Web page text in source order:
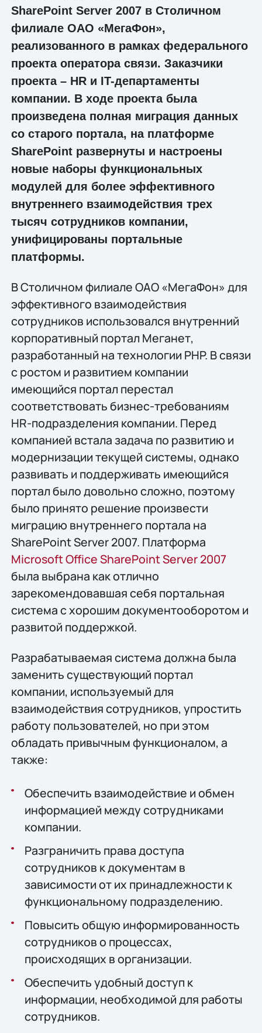
SharePoint Server 2007 в Столичном
филиале ОАО «МегаФон»,
реализованного в рамках федерального
проекта оператора связи. Заказчики
проекта – HR и IT-департаменты
компании. В ходе проекта была
произведена полная миграция данных
со старого портала, на платформе
SharePoint развернуты и настроены
новые наборы функциональных
модулей для более эффективного
внутреннего взаимодействия трех
тысяч сотрудников компании,
унифицированы портальные
платформы.
В Столичном филиале ОАО «МегаФон» для
эффективного взаимодействия
сотрудников использовался внутренний
корпоративный портал Меганет,
разработанный на технологии PHP. В связи
с ростом и развитием компании
имеющийся портал перестал
соответствовать бизнес-требованиям
HR-подразделения компании. Перед
компанией встала задача по развитию и
модернизации текущей системы, однако
развивать и поддерживать имеющийся
портал было довольно сложно, поэтому
было принято решение произвести
миграцию внутреннего портала на
SharePoint Server 2007. Платформа
Microsoft Office SharePoint Server 2007
была выбрана как отлично
зарекомендовавшая себя портальная
система с хорошим документооборотом и
развитой поддержкой.
Разрабатываемая система должна была
заменить существующий портал
компании, используемый для
взаимодействия сотрудников, упростить
работу пользователей, но при этом
обладать привычным функционалом, а
также:
Обеспечить взаимодействие и обмен
информацией между сотрудниками
компании.
Разграничить права доступа
сотрудников к документам в
зависимости от их принадлежности к
функциональному подразделению.
Повысить общую информированность
сотрудников о процессах,
происходящих в организации.
Обеспечить удобный доступ к
информации, необходимой для работы
сотрудников.